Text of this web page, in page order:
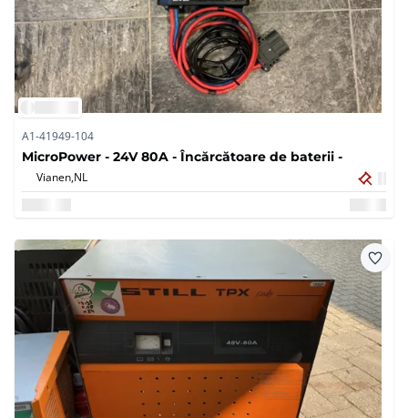
A1-41949-104
MicroPower - 24V 80A - Încărcătoare de baterii -
Vianen,NL